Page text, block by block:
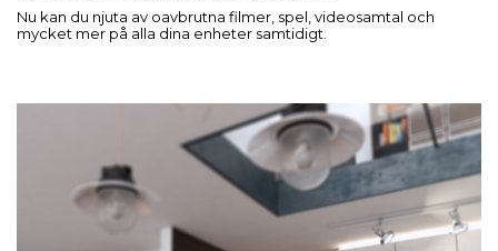
Nu kan du njuta av oavbrutna filmer, spel, videosamtal och
mycket mer på alla dina enheter samtidigt.